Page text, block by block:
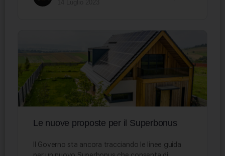
Le nuove proposte per il Superbonus
Il Governo sta ancora tracciando le linee guida